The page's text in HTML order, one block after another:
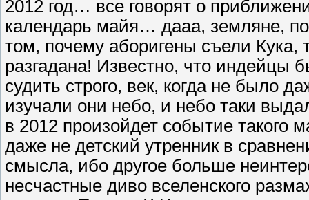
2012 год… все говорят о
календарь майя… дааа, земляне,
том, почему аборигены съели Кука,
разгадана! Известно, что индейцы
судить строго, век, когда не было
изучали они небо, и небо таки
в 2012 произойдет событие
даже не детский утренник в
смысла, ибо другое больше
несчастные диво вселенского